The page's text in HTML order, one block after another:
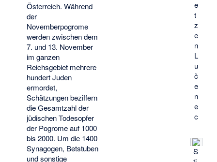
e
t
z
e
n
L
u
č
e
n
e
c
S
Österreich. Während
der
Novemberpogrome
werden zwischen dem
7. und 13. November
im ganzen
Reichsgebiet mehrere
hundert Juden
ermordet,
Schätzungen beziffern
die Gesamtzahl der
jüdischen Todesopfer
der Pogrome auf 1000
bis 2000. Um die 1400
Synagogen, Betstuben
und sonstige